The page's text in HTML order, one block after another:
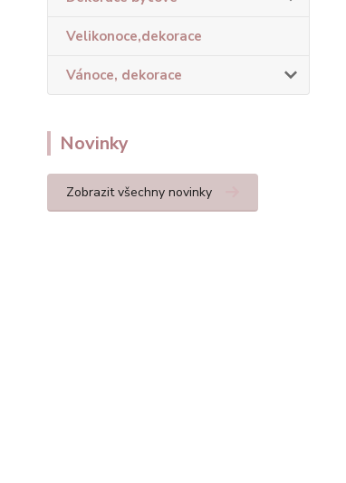
Velikonoce,dekorace
Vánoce, dekorace
Novinky
Zobrazit všechny novinky